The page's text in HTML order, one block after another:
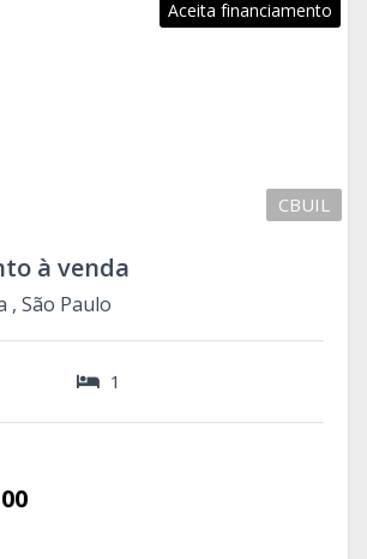
Aceita financiamento
CBUIL
à venda
, São Paulo
1